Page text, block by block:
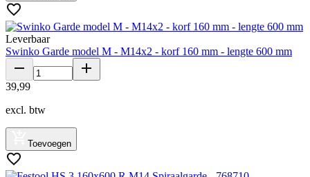
Leverbaar
Swinko Garde model M - M14x2 - korf 160 mm - lengte 600 mm
39,99
excl. btw
Toevoegen